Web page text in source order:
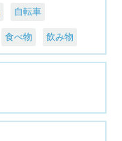
自転車
食べ物 飲み物